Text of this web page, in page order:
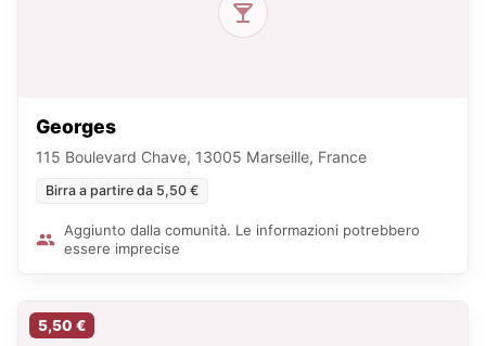
Georges
115 Boulevard Chave, 13005 Marseille, France
Birra a partire da 5,50 €
Aggiunto dalla comunità. Le informazioni potrebbero
essere imprecise
5,50 €